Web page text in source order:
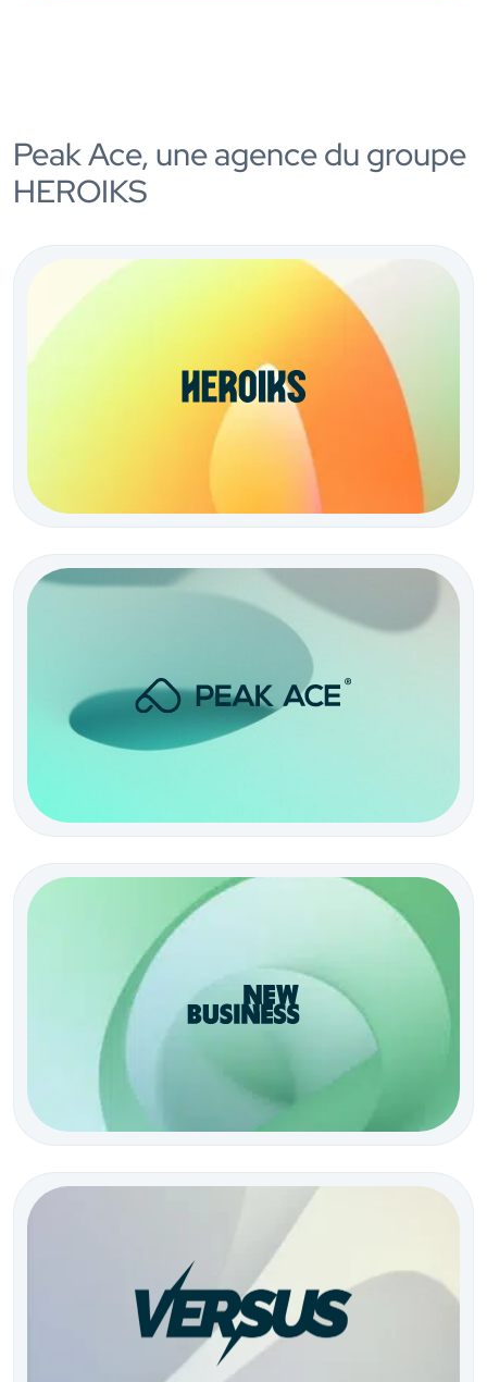
Peak Ace, une agence du groupe
HEROIKS
L’agence conseil et média
L’agence conseil en marketing digital
L’agence créative intégrée
L’agence créative 100% IA générative